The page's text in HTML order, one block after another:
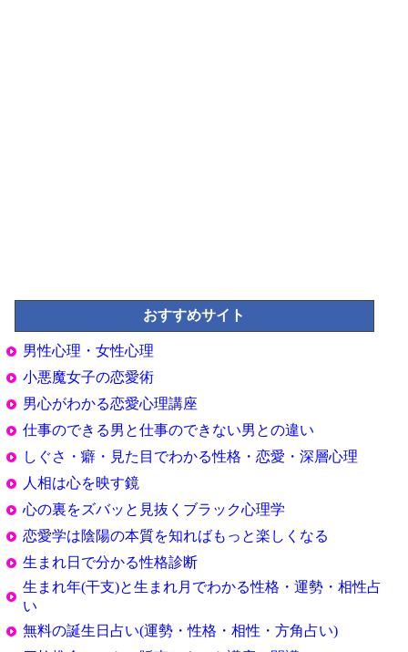
おすすめサイト
男性心理・女性心理
小悪魔女子の恋愛術
男心がわかる恋愛心理講座
仕事のできる男と仕事のできない男との違い
しぐさ・癖・見た目でわかる性格・恋愛・深層心理
人相は心を映す鏡
心の裏をズバッと見抜くブラック心理学
恋愛学は陰陽の本質を知ればもっと楽しくなる
生まれ日で分かる性格診断
生まれ年(干支)と生まれ月でわかる性格・運勢・相性占
い
無料の誕生日占い(運勢・性格・相性・方角占い)